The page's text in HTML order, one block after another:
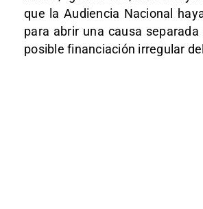
que la Audiencia Nacional
para abrir una causa
posible financiación irregular